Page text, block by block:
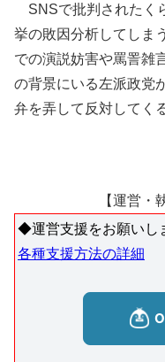
SNSで批判されたく
挙の敗因分析してしま
での演説妨害や罵詈雑
の背景にいる左派政党
弁を弄して反対してく
【運営・
◆運営支援をお願いし
各種支援方法の詳細